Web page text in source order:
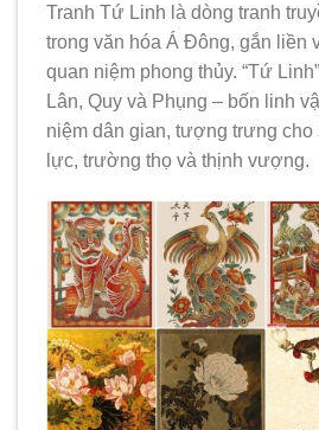
3.1. Mang lại
nguồn năng
lượng phong thủy
bảo hộ mạnh mẽ
3.2. Tạo nên
trọng, uy nghi
trong không gian
sống
3.3. Cầu nối tinh
thần giữa truyền
thống và phong
cách sống hiện
Tranh Tứ Linh là dòng tranh
trong văn hóa Á Đông, gắn liền
quan niệm phong thủy. “Tứ
Lân, Quy và Phụng – bốn linh
niệm dân gian, tượng trưng cho
lực, trường thọ và thịnh vượng.